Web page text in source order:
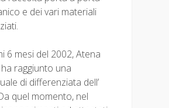
e dei vari materiali
6 mesi del 2002, Atena
raggiunto una
di differenziata dell’
quel momento, nel